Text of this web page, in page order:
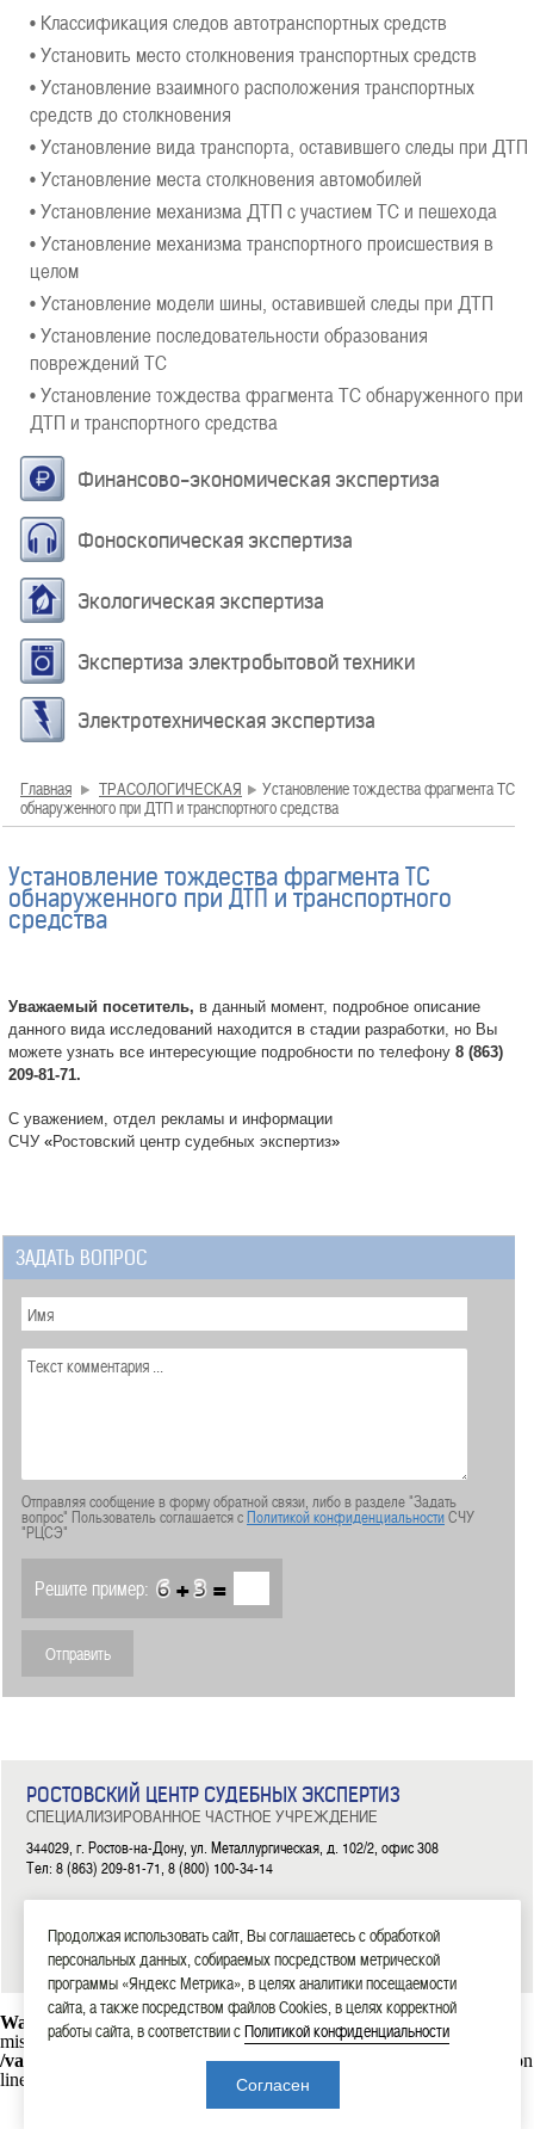
• Классификация следов автотранспортных средств
• Установить место столкновения транспортных средств
• Установление взаимного расположения транспортных
средств до столкновения
• Установление вида транспорта, оставившего следы при ДТП
• Установление места столкновения автомобилей
• Установление механизма ДТП с участием ТС и пешехода
• Установление механизма транспортного происшествия в
целом
• Установление модели шины, оставившей следы при ДТП
• Установление последовательности образования
повреждений ТС
• Установление тождества фрагмента ТС обнаруженного при
ДТП и транспортного средства
Финансово-экономическая экспертиза
Фоноскопическая экспертиза
Экологическая экспертиза
Экспертиза электробытовой техники
Электротехническая экспертиза
Главная ТРАСОЛОГИЧЕСКАЯ
Установление тождества фрагмента ТС
обнаруженного при ДТП и транспортного средства
Установление тождества фрагмента ТС
обнаруженного при ДТП и транспортного
средства
Уважаемый посетитель, в данный момент, подробное описание
данного вида исследований находится в стадии разработки, но Вы
можете узнать все интересующие подробности по телефону 8 (863)
209-81-71.
С уважением, отдел рекламы и информации
СЧУ «Ростовский центр судебных экспертиз»
ЗАДАТЬ ВОПРОС
Отправляя сообщение в форму обратной связи, либо в разделе "Задать
вопрос" Пользователь соглашается сПолитикой конфиденциальностиСЧУ
"РЦСЭ"
Решите пример: + =
РОСТОВСКИЙ ЦЕНТР СУДЕБНЫХ ЭКСПЕРТИЗ
СПЕЦИАЛИЗИРОВАННОЕ ЧАСТНОЕ УЧРЕЖДЕНИЕ
344029, г. Ростов-на-Дону, ул. Металлургическая, д. 102/2, офис 308
Тел: 8 (863) 209-81-71, 8 (800) 100-34-14
2006—2026 СЧУ «Ростовский центр судебных экспертиз»
Warning
: mysql_connect(): Headers and client library minor version
mismatch. Headers:101113 Library:30317 in
/var/www/rostexpert.ru/data/www/rostexpert.ru/blocks/db.php
on
line
Продолжая использовать сайт, Вы соглашаетесь с обработкой
персональных данных, собираемых посредством метрической
программы «Яндекс Метрика», в целях аналитики посещаемости
сайта, а также посредством файлов Cookies, в целях корректной
работы сайта, в соответствии сПолитикой конфиденциальности
Согласен